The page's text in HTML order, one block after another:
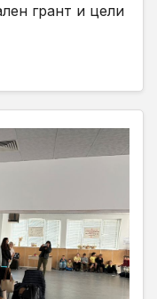
грант и цели